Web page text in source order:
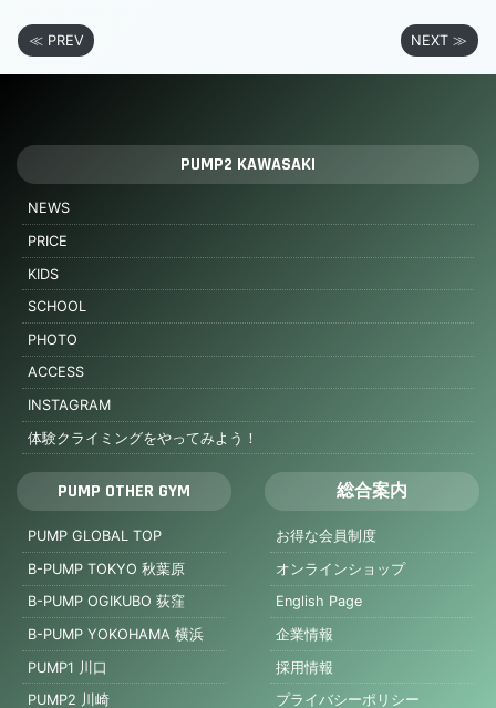
≪ PREV NEXT ≫
PUMP2 KAWASAKI
NEWS
PRICE
KIDS
SCHOOL
PHOTO
ACCESS
INSTAGRAM
体験クライミングをやってみよう！
PUMP OTHER GYM
PUMP GLOBAL TOP
B-PUMP TOKYO 秋葉原
B-PUMP OGIKUBO 荻窪
B-PUMP YOKOHAMA 横浜
PUMP1 川口
PUMP2 川崎
総合案内
お得な会員制度
オンラインショップ
English Page
企業情報
採用情報
プライバシーポリシー